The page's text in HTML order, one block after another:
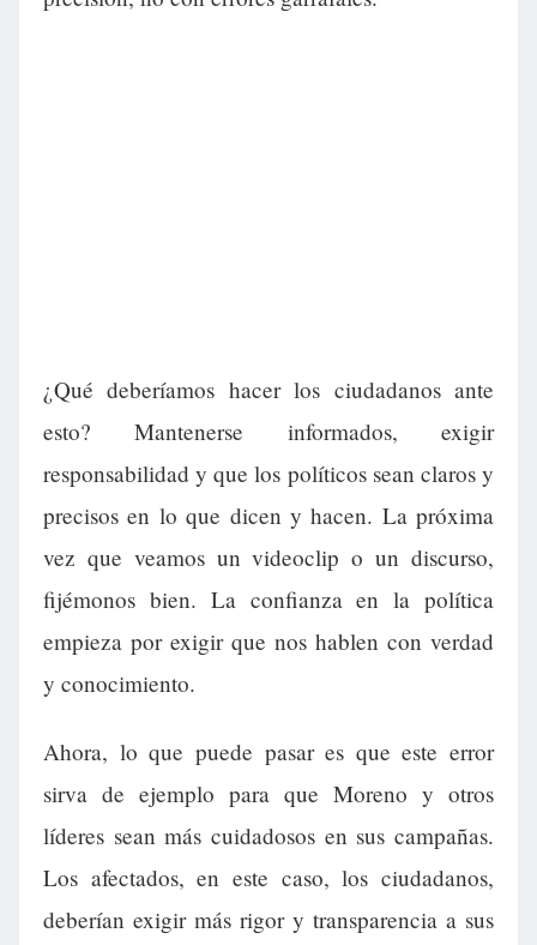
¿Qué deberíamos hacer los ciudadanos ante
esto? Mantenerse informados, exigir
responsabilidad y que los políticos sean claros y
precisos en lo que dicen y hacen. La próxima
vez que veamos un videoclip o un discurso,
fijémonos bien. La confianza en la política
empieza por exigir que nos hablen con verdad
y conocimiento.
Ahora, lo que puede pasar es que este error
sirva de ejemplo para que Moreno y otros
líderes sean más cuidadosos en sus campañas.
Los afectados, en este caso, los ciudadanos,
deberían exigir más rigor y transparencia a sus